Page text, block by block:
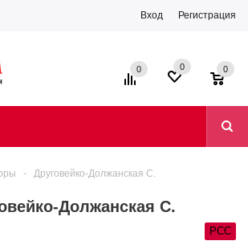
Вход Регистрация
0 0 0
- Друговейко-Должанская С.
Должанская С.
РСС